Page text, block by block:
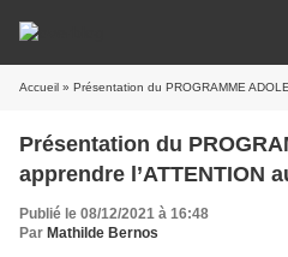
Accueil » Présentation du PROGRAMME ADOLE pour
Présentation du
apprendre l’ATTENTION
Publié le 08/12/2021 à 16:48
Par Mathilde Bernos